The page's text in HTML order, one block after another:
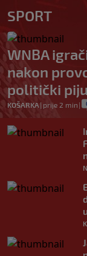
SPORT
WNBA
nakon
politički
KOŠARKA | prije 2 min |